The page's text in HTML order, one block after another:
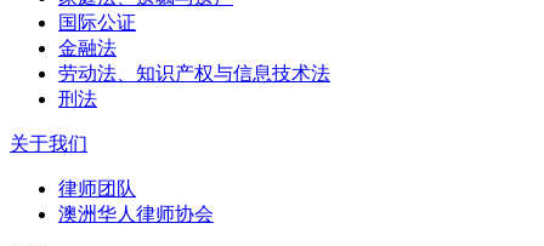
国际公证
金融法
劳动法、知识产权与信息技术法
刑法
关于我们
律师团队
澳洲华人律师协会